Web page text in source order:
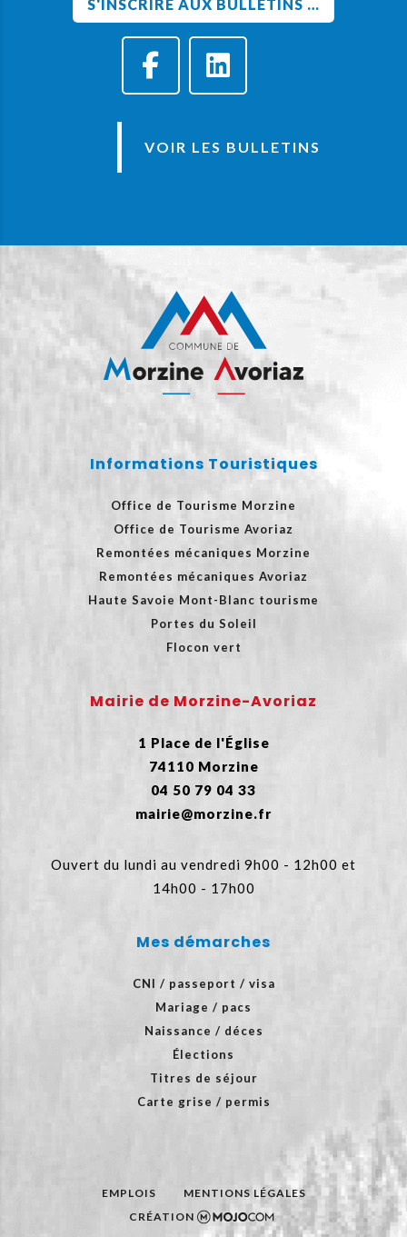
VOIR LES BULLETINS
Informations Touristiques
Office de Tourisme Morzine
Office de Tourisme Avoriaz
Remontées mécaniques Morzine
Remontées mécaniques Avoriaz
Haute Savoie Mont-Blanc tourisme
Portes du Soleil
Flocon vert
Mairie de Morzine-Avoriaz
1 Place de l'Église
74110 Morzine
04 50 79 04 33
mairie@morzine.fr
Ouvert du lundi au vendredi 9h00 - 12h00 et
14h00 - 17h00
Mes démarches
CNI / passeport / visa
Mariage / pacs
Naissance / déces
Élections
Titres de séjour
Carte grise / permis
EMPLOIS
MENTIONS LÉGALES
CRÉATION